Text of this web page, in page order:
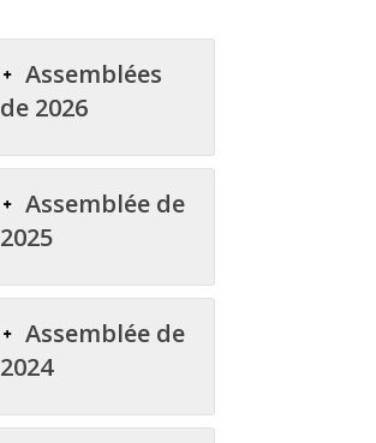
Assemblées
de 2026
Assemblée de
2025
Assemblée de
2024